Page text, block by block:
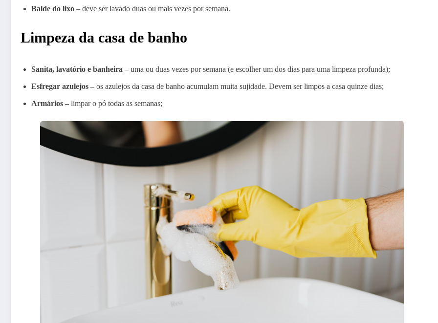
Balde do lixo – deve ser lavado duas ou mais vezes por semana.
Limpeza da casa de banho
Sanita, lavatório e banheira – uma ou duas vezes por semana (e escolher um dos dias para uma limpeza profunda);
Esfregar azulejos – os azulejos da casa de banho acumulam muita sujidade. Devem ser limpos a casa quinze dias;
Armários – limpar o pó todas as semanas;